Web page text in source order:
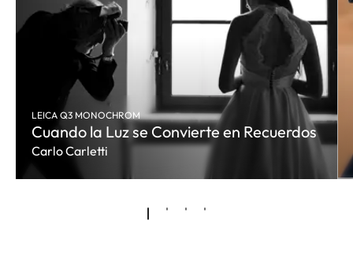
LEICA Q3 MONOCHROM
Cuando la Luz se Convierte en Recuerdos
Carlo Carletti